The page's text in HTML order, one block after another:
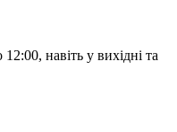
навіть у вихідні та